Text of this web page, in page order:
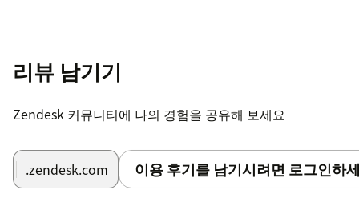
리뷰 남기기
Zendesk 커뮤니티에 나의 경험을 공유해 보세요
.zendesk.com 이용 후기를 남기시려면 로그인하